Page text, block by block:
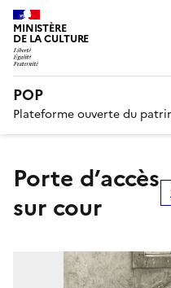
MINISTÈRE
DE LA CULTURE
POP
Plateforme ouverte du
porte d’accès
sur cour